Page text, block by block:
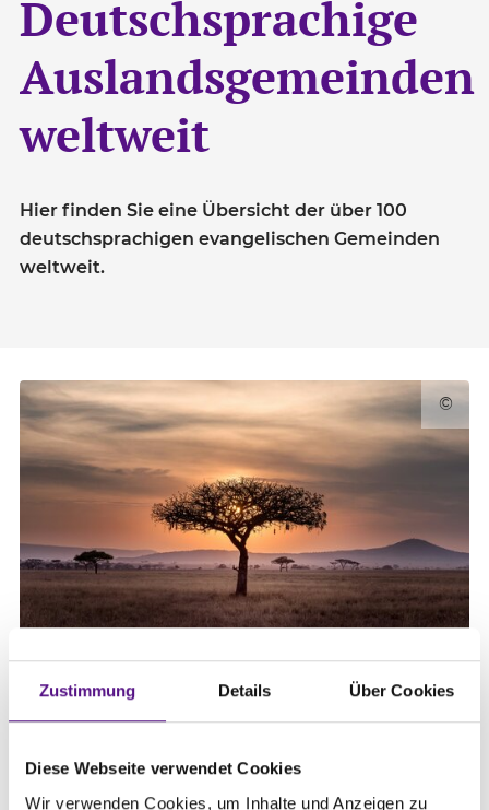
Zustimmung Details Über Cookies
Diese Webseite verwendet Cookies
Wir verwenden Cookies, um Inhalte und Anzeigen zu
Deutschsprachige
Auslandsgemeinden
weltweit
Hier finden Sie eine Übersicht der über 100
deutschsprachigen evangelischen Gemeinden
weltweit.
©
Afrika: Deutschsprachige Gemeinden